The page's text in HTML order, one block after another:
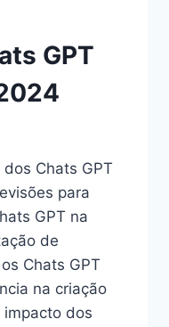
GPT
Chats GPT
para
GPT na
de
Chats GPT
na criação
dos